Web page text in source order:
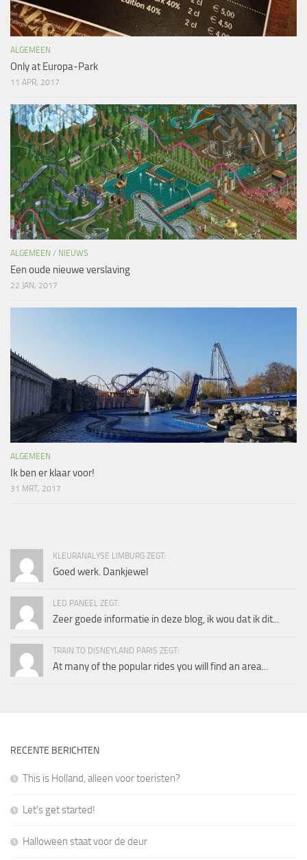
ALGEMEEN
Only at Europa-Park
11 APR, 2017
ALGEMEEN / NIEUWS
Een oude nieuwe verslaving
22 JAN, 2017
ALGEMEEN
Ik ben er klaar voor!
31 MRT, 2017
KLEURANALYSE LIMBURG ZEGT:
Goed werk. Dankjewel
LED PANEEL ZEGT:
Zeer goede informatie in deze blog, ik wou dat ik dit...
TRAIN TO DISNEYLAND PARIS ZEGT:
At many of the popular rides you will find an area...
RECENTE BERICHTEN
This is Holland, alleen voor toeristen?
Let’s get started!
Halloween staat voor de deur